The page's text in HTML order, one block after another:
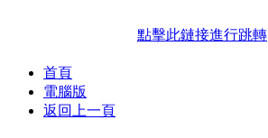
點擊此鏈接進行跳轉
首頁
電腦版
返回上一頁